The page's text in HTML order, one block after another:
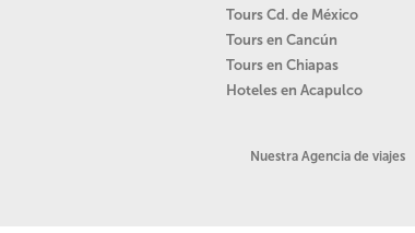
Tours Cd. de México
Tours en Cancún
Tours en Chiapas
Hoteles en Acapulco
Nuestra Agencia de viajes